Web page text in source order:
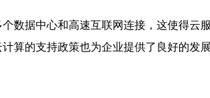
数据中心和高速互联网连接，这使得云
算的支持政策也为企业提供了良好的发展